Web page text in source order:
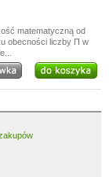
matematyczną od
obecności liczby Π w